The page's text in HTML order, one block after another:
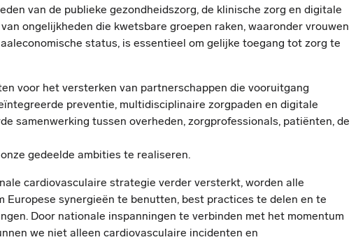
van de publieke gezondheidszorg, de klinische zorg en digitale
ongelijkheden die kwetsbare groepen raken, waaronder vrouwen
status, is essentieel om gelijke toegang tot zorg te
voor het versterken van partnerschappen die vooruitgang
preventie, multidisciplinaire zorgpaden en digitale
samenwerking tussen overheden, zorgprofessionals, patiënten, de
gedeelde ambities te realiseren.
cardiovasculaire strategie verder versterkt, worden alle
Europese synergieën te benutten, best practices te delen en te
Door nationale inspanningen te verbinden met het momentum
we niet alleen cardiovasculaire incidenten en